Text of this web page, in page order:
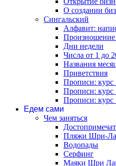
О создании
Сингальский
Алфавит:
Произношение
Дни недели
Числа от 1 до
Названия
Приветствия
Прописи: курс
Прописи: курс
Прописи: курс
Едем сами
Чем заняться
Пляжи Шри-
Водопады
Серфинг
Маяки Шри